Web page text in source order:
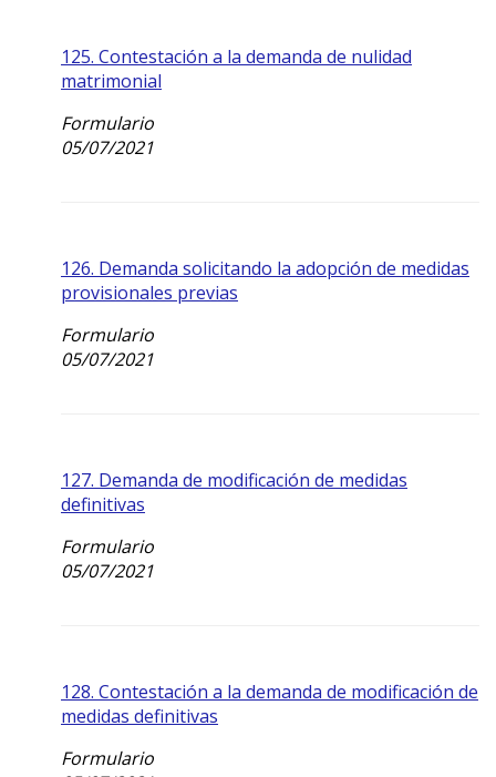
125. Contestación a la demanda de nulidad
matrimonial
Formulario
05/07/2021
126. Demanda solicitando la adopción de medidas
provisionales previas
Formulario
05/07/2021
127. Demanda de modificación de medidas
definitivas
Formulario
05/07/2021
128. Contestación a la demanda de modificación de
medidas definitivas
Formulario